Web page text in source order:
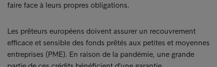
faire face à leurs propres obligations.
Les prêteurs européens doivent assurer un recouvrement
efficace et sensible des fonds prêtés aux petites et moyennes
entreprises (PME). En raison de la pandémie, une grande